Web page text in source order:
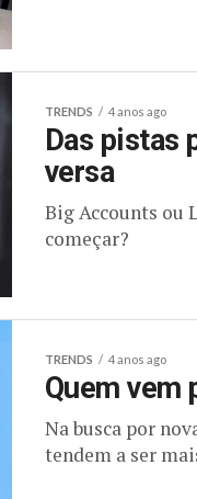
TRENDS 4 anos ago
Das pistas
versa
Big Accounts ou
começar?
TRENDS 4 anos ago
Quem vem
Na busca por
tendem a ser